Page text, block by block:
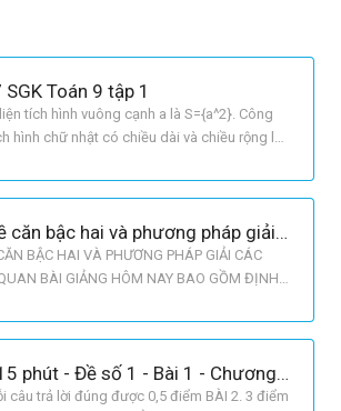
Toán 9 tập 1
tích hình vuông cạnh a là S={a^2}. Công
hình chữ nhật có chiều dài và chiều rộng lần
tích của hình vuông là: x^2 , m^2 Diện tích
Chuyên đề về căn bậc hai và phương pháp giải các dạng bài liên quan
BẬC HAI VÀ PHƯƠNG PHÁP GIẢI CÁC
BÀI GIẢNG HÔM NAY BAO GỒM ĐỊNH
NHỮNG DẠNG MÀ BẠN CẦN LƯU Ý ĐỂ XỬ
DÕI! I. CÁCH TÍNH CĂN BẬC HAI CĂN BẬC Đề kiểm tra 15 phút - Đề số 1 - Bài 1 - Chương I - Đại số 9
câu trả lời đúng được 0,5 điểm BÀI 2. 3 điểm